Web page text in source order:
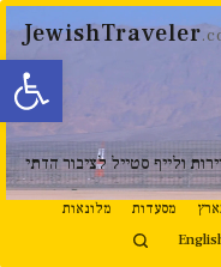
פתח
JewishTraveler
ולייף סטייל לציבור הדתי
מסעדות
מלונאות